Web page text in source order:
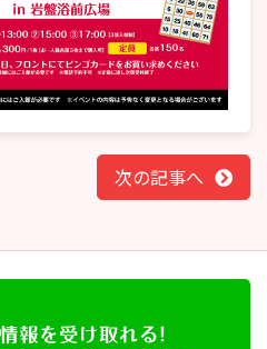
次の記事へ